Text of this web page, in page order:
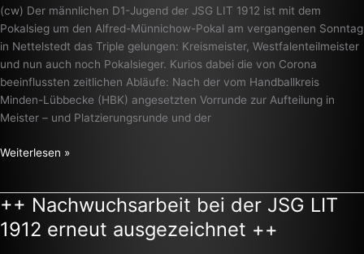
(cw) Der männlichen D1-Jugend der JSG LIT 1912 ist mit dem
Pokalsieg um den Alfred-Münnichow-Pokal am vergangenen Sonntag
in Nettelstedt das Triple gelungen: Kreismeister, Westfalenteilmeister
und nun auch noch Pokalsieger. Kurios dabei die von Corona
beeinflussten zeitlichen Abläufe: Nach der vom Handballkreis
Minden-Lübbecke (HBK) angesetzten Vorrunde zur Aufteilung in
Meister – und Platzierungsrunde und der
Triple
++
Weiterlesen »
++ Nachwuchsarbeit bei der JSG LIT
1912 erneut ausgezeichnet ++
++
Nachwuchsarbeit
bei